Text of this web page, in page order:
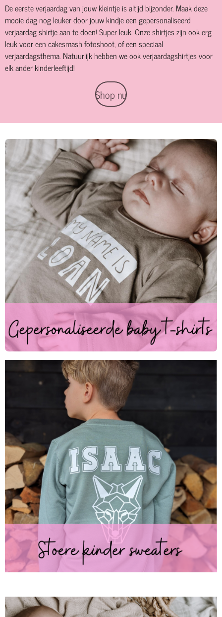
De eerste verjaardag van jouw kleintje is altijd bijzonder. Maak deze
mooie dag nog leuker door jouw kindje een gepersonaliseerd
verjaardag shirtje aan te doen! Super leuk. Onze shirtjes zijn ook erg
leuk voor een cakesmash fotoshoot, of een speciaal
verjaardagsthema. Natuurlijk hebben we ook verjaardagshirtjes voor
elk ander kinderleeftijd!
Shop nu